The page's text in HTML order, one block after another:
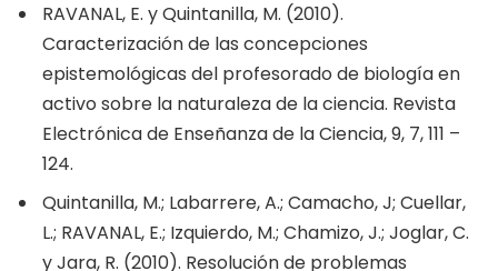
RAVANAL, E. y Quintanilla, M. (2010).
Caracterización de las concepciones
epistemológicas del profesorado de biología en
activo sobre la naturaleza de la ciencia. Revista
Electrónica de Enseñanza de la Ciencia, 9, 7, 111 –
124.
Quintanilla, M.; Labarrere, A.; Camacho, J; Cuellar,
L.; RAVANAL, E.; Izquierdo, M.; Chamizo, J.; Joglar, C.
y Jara, R. (2010). Resolución de problemas